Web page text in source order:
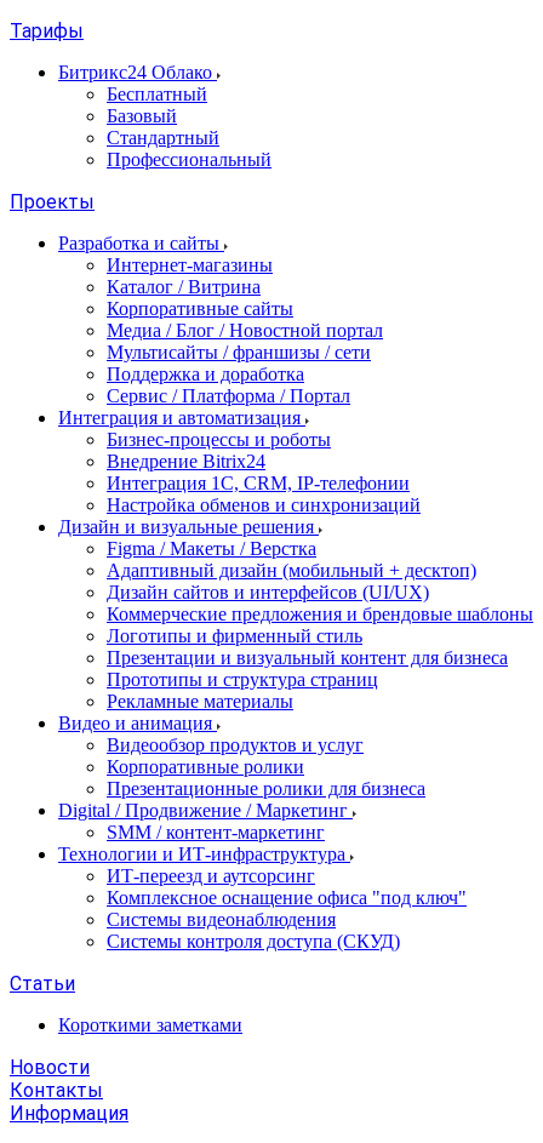
Тарифы
Битрикс24 Облако
Бесплатный
Базовый
Стандартный
Профессиональный
Проекты
Разработка и сайты
Интернет-магазины
Каталог / Витрина
Корпоративные сайты
Медиа / Блог / Новостной портал
Мультисайты / франшизы / сети
Поддержка и доработка
Сервис / Платформа / Портал
Интеграция и автоматизация
Бизнес-процессы и роботы
Внедрение Bitrix24
Интеграция 1С, CRM, IP-телефонии
Настройка обменов и синхронизаций
Дизайн и визуальные решения
Figma / Макеты / Верстка
Адаптивный дизайн (мобильный + десктоп)
Дизайн сайтов и интерфейсов (UI/UX)
Коммерческие предложения и брендовые шаблоны
Логотипы и фирменный стиль
Презентации и визуальный контент для бизнеса
Прототипы и структура страниц
Рекламные материалы
Видео и анимация
Видеообзор продуктов и услуг
Корпоративные ролики
Презентационные ролики для бизнеса
Digital / Продвижение / Маркетинг
SMM / контент-маркетинг
Технологии и ИТ-инфраструктура
ИТ-переезд и аутсорсинг
Комплексное оснащение офиса "под ключ"
Системы видеонаблюдения
Системы контроля доступа (СКУД)
Статьи
Короткими заметками
Новости
Контакты
Информация